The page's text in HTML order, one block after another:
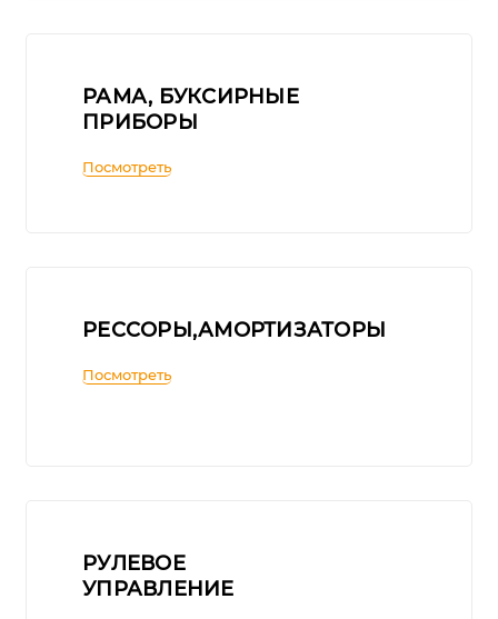
РАМА, БУКСИРНЫЕ
ПРИБОРЫ
Посмотреть
РЕССОРЫ,АМОРТИЗАТОРЫ
Посмотреть
РУЛЕВОЕ
УПРАВЛЕНИЕ